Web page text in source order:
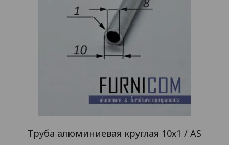
Труба алюминиевая круглая 10х1 / AS